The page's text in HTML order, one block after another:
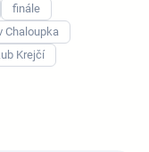
finále
Chaloupka
Krejčí